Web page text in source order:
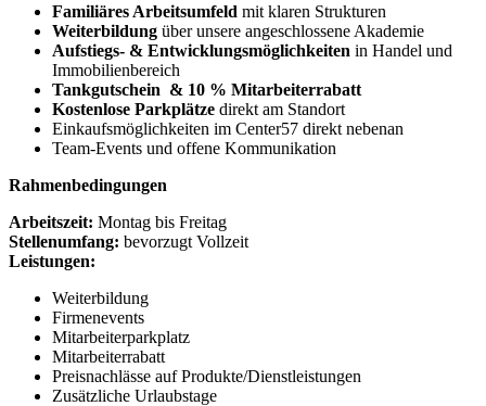
Familiäres Arbeitsumfeld mit klaren Strukturen
Weiterbildung über unsere angeschlossene Akademie
Aufstiegs- & Entwicklungsmöglichkeiten in Handel und
Immobilienbereich
Tankgutschein & 10 % Mitarbeiterrabatt
Kostenlose Parkplätze direkt am Standort
Einkaufsmöglichkeiten im Center57 direkt nebenan
Team-Events und offene Kommunikation
Rahmenbedingungen
Arbeitszeit: Montag bis Freitag
Stellenumfang: bevorzugt Vollzeit
Leistungen:
Weiterbildung
Firmenevents
Mitarbeiterparkplatz
Mitarbeiterrabatt
Preisnachlässe auf Produkte/Dienstleistungen
Zusätzliche Urlaubstage